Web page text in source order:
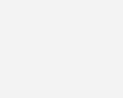
öfter auch die Decke.
noch die
am Arbeitsplatz.
Computer einen
viele Nachteile, u.a. sind
Reinigungskräften die